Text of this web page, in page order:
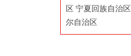
区 宁夏回族自治区
尔自治区